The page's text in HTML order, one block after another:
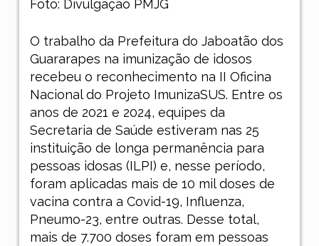
Foto: Divulgação PMJG
O trabalho da Prefeitura do Jaboatão dos
Guararapes na imunização de idosos
recebeu o reconhecimento na II Oficina
Nacional do Projeto ImunizaSUS. Entre os
anos de 2021 e 2024, equipes da
Secretaria de Saúde estiveram nas 25
instituição de longa permanência para
pessoas idosas (ILPI) e, nesse período,
foram aplicadas mais de 10 mil doses de
vacina contra a Covid-19, Influenza,
Pneumo-23, entre outras. Desse total,
mais de 7.700 doses foram em pessoas